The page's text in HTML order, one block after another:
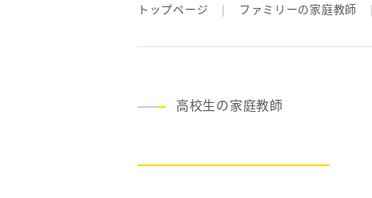
トップページ ファミリーの家庭教師
高校生の家庭教師